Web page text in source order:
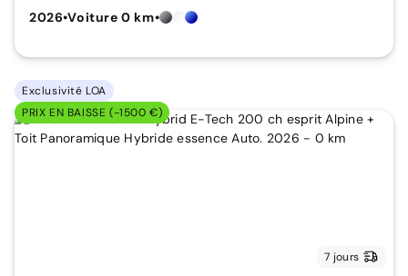
2026•Voiture 0 km•
Exclusivité LOA
PRIX EN BAISSE (-1500 €)
7 jours